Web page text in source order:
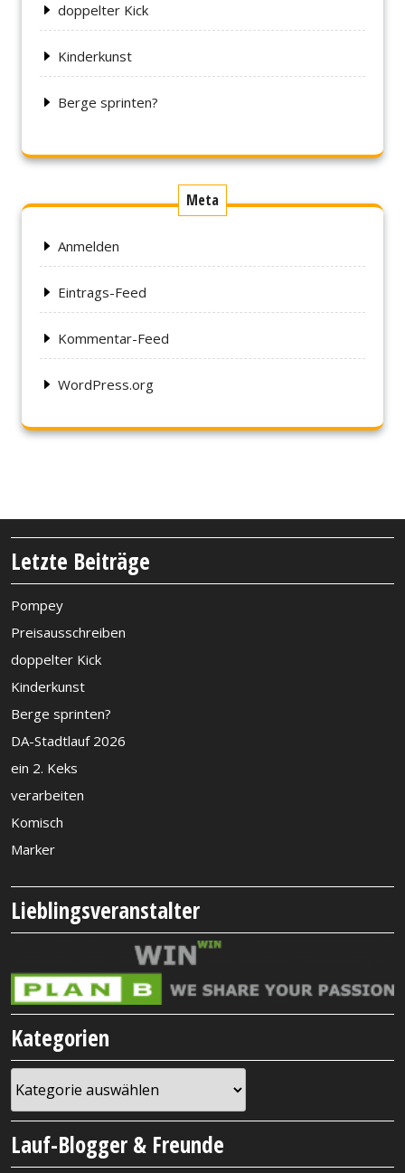
doppelter Kick
Kinderkunst
Berge sprinten?
Meta
Anmelden
Eintrags-Feed
Kommentar-Feed
WordPress.org
Letzte Beiträge
Pompey
Preisausschreiben
doppelter Kick
Kinderkunst
Berge sprinten?
DA-Stadtlauf 2026
ein 2. Keks
verarbeiten
Komisch
Marker
Lieblingsveranstalter
Kategorien
Lauf-Blogger & Freunde